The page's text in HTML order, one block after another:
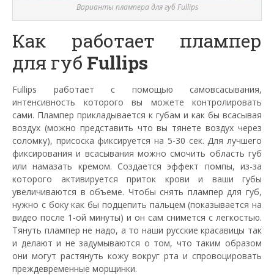
Варианты плампера для губ Fullips
Как работает плампер
для губ Fullips
Fullips работает с помощью самовсасывания,
интенсивность которого вы можете контролировать
сами. Плампер прикладывается к губам и как бы всасывая
воздух (можно представить что вы тянете воздух через
соломку), присоска фиксируется на 5-30 сек. Для лучшего
фиксирования и всасывания можно смочить область губ
или намазать кремом. Создается эффект помпы, из-за
которого активируется приток крови и ваши губы
увеличиваются в объеме. Чтобы снять плампер для губ,
нужно с боку как бы подцепить пальцем (показывается на
видео после 1-ой минуты) и он сам снимется с легкостью.
Тянуть плампер не надо, а то наши русские красавицы так
и делают и не задумываются о том, что таким образом
они могут растянуть кожу вокруг рта и спровоцировать
преждевременные морщинки.